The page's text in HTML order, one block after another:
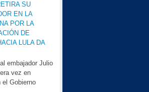
SU
EN LA
POR LA
DE
LULA DA
embajador Julio
vez en
Gobierno